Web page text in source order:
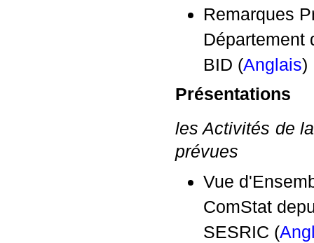
Remarques
Département
BID (Anglais)
Présentations
les Activités de
prévues
Vue
ComStat
SESRIC (